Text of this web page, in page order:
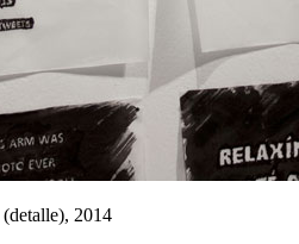
(detalle), 2014